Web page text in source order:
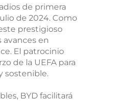
de primera
de 2024. Como
prestigioso
en
El patrocinio
de la UEFA para
sostenible.
BYD facilitará